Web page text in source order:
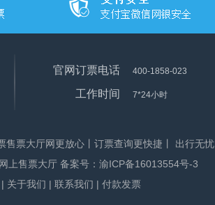
官网订票电话 400-1858-023
工作时间
7*24小时
票大厅网更放心丨订票查询更快捷丨 出行无忧
上售票大厅 备案号： 渝ICP备16013554号-3
| 关于我们 | 联系我们 | 付款发票